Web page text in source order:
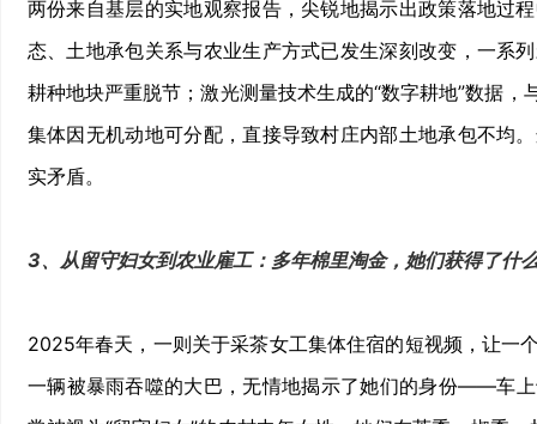
两份来自基层的实地观察报告，尖锐地揭示出政策落地过
态、土地承包关系与农业生产方式已发生深刻改变，一系
耕种地块严重脱节；激光测量技术生成的“数字耕地”数据
集体因无机动地可分配，直接导致村庄内部土地承包不均
实矛盾。
3、从留守妇女到农业雇工：多年棉里淘金，她们获得了什
2025年春天，一则关于采茶女工集体住宿的短视频，让一
一辆被暴雨吞噬的大巴，无情地揭示了她们的身份——车